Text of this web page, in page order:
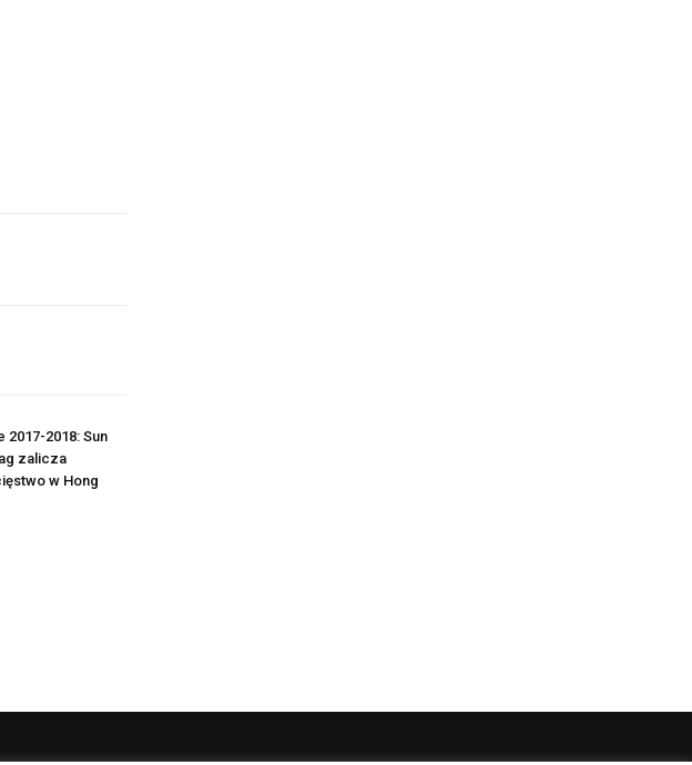
2017-2018: Sun
zalicza
w Hong